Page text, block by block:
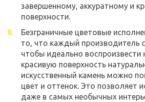
завершенному, аккуратному и
поверхности.
Безграничные цветовые
то, что каждый производитель
чтобы идеально воспроизвести
красивую поверхность
искусственный камень можно
цвет и оттенок. Это позволяет
даже в самых необычных